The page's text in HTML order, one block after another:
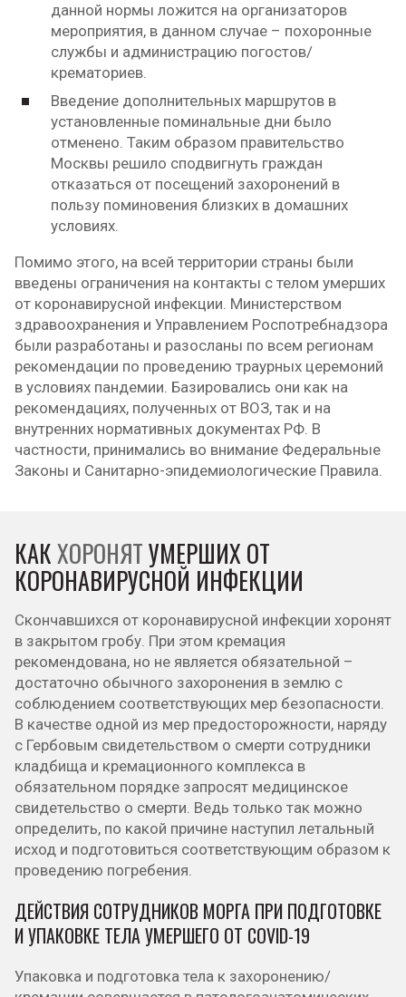
данной нормы ложится на организаторов
мероприятия, в данном случае – похоронные
службы и администрацию погостов/
крематориев.
Введение дополнительных маршрутов в
установленные поминальные дни было
отменено. Таким образом правительство
Москвы решило сподвигнуть граждан
отказаться от посещений захоронений в
пользу поминовения близких в домашних
условиях.
Помимо этого, на всей территории страны были
введены ограничения на контакты с телом умерших
от коронавирусной инфекции. Министерством
здравоохранения и Управлением Роспотребнадзора
были разработаны и разосланы по всем регионам
рекомендации по проведению траурных церемоний
в условиях пандемии. Базировались они как на
рекомендациях, полученных от ВОЗ, так и на
внутренних нормативных документах РФ. В
частности, принимались во внимание Федеральные
Законы и Санитарно-эпидемиологические Правила.
КАКХОРОНЯТУМЕРШИХ ОТ
КОРОНАВИРУСНОЙ ИНФЕКЦИИ
Скончавшихся от коронавирусной инфекции хоронят
в закрытом гробу. При этом кремация
рекомендована, но не является обязательной –
достаточно обычного захоронения в землю с
соблюдением соответствующих мер безопасности.
В качестве одной из мер предосторожности, наряду
с Гербовым свидетельством о смерти сотрудники
кладбища и кремационного комплекса в
обязательном порядке запросят медицинское
свидетельство о смерти. Ведь только так можно
определить, по какой причине наступил летальный
исход и подготовиться соответствующим образом к
проведению погребения.
ДЕЙСТВИЯ СОТРУДНИКОВ МОРГА ПРИ ПОДГОТОВКЕ
И УПАКОВКЕ ТЕЛА УМЕРШЕГО ОТ COVID-19
Упаковка и подготовка тела к захоронению/